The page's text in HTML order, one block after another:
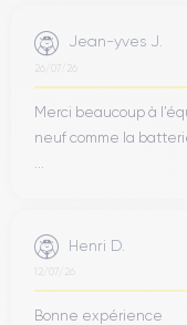
Jean-yves J.
26/07/26
Merci beaucoup à
neuf comme la
Henri D.
12/07/26
Bonne expérience